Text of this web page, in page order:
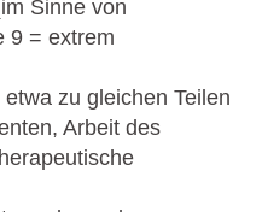
Sinne von
9 = extrem
zu gleichen Teilen
Arbeit des